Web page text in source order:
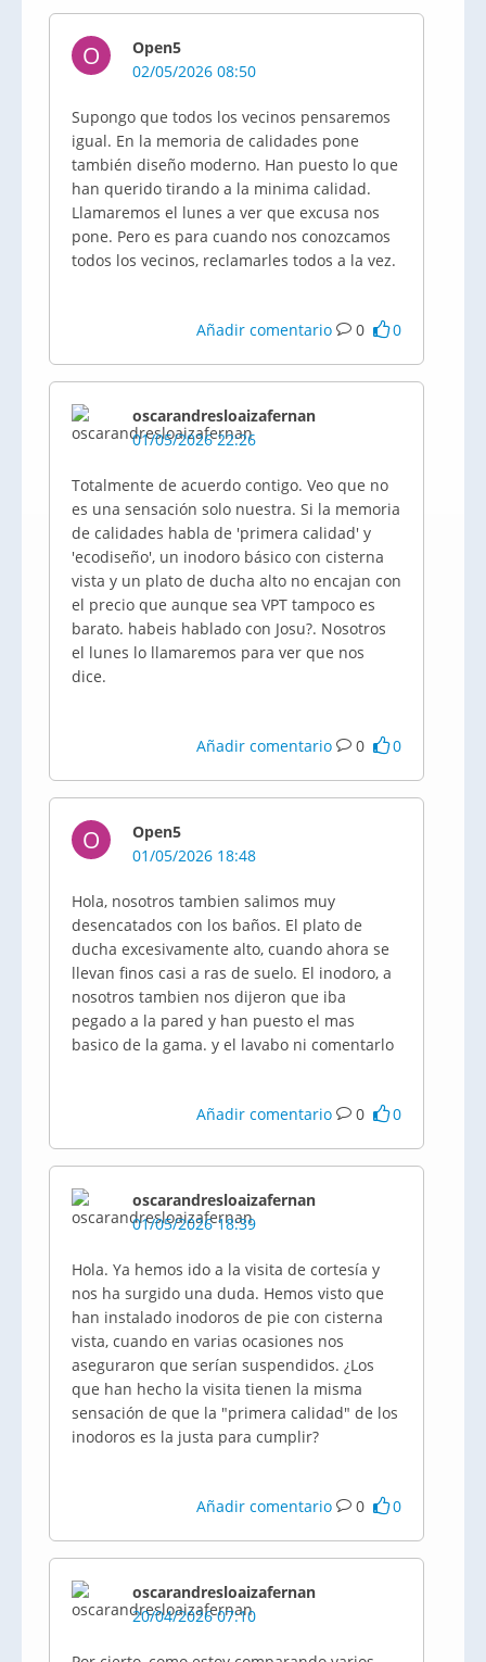
O
Open5
02/05/2026 08:50
Supongo que todos los vecinos pensaremos
igual. En la memoria de calidades pone
también diseño moderno. Han puesto lo que
han querido tirando a la minima calidad.
Llamaremos el lunes a ver que excusa nos
pone. Pero es para cuando nos conozcamos
todos los vecinos, reclamarles todos a la vez.
Añadir comentario 0 0
oscarandresloaizafernan
01/05/2026 22:26
Totalmente de acuerdo contigo. Veo que no
es una sensación solo nuestra. Si la memoria
de calidades habla de 'primera calidad' y
'ecodiseño', un inodoro básico con cisterna
vista y un plato de ducha alto no encajan con
el precio que aunque sea VPT tampoco es
barato. habeis hablado con Josu?. Nosotros
el lunes lo llamaremos para ver que nos
dice.
Añadir comentario 0 0
O
Open5
01/05/2026 18:48
Hola, nosotros tambien salimos muy
desencatados con los baños. El plato de
ducha excesivamente alto, cuando ahora se
llevan finos casi a ras de suelo. El inodoro, a
nosotros tambien nos dijeron que iba
pegado a la pared y han puesto el mas
basico de la gama. y el lavabo ni comentarlo
Añadir comentario 0 0
oscarandresloaizafernan
01/05/2026 18:39
Hola. Ya hemos ido a la visita de cortesía y
nos ha surgido una duda. Hemos visto que
han instalado inodoros de pie con cisterna
vista, cuando en varias ocasiones nos
aseguraron que serían suspendidos. ¿Los
que han hecho la visita tienen la misma
sensación de que la "primera calidad" de los
inodoros es la justa para cumplir?
Añadir comentario 0 0
oscarandresloaizafernan
20/04/2026 07:10